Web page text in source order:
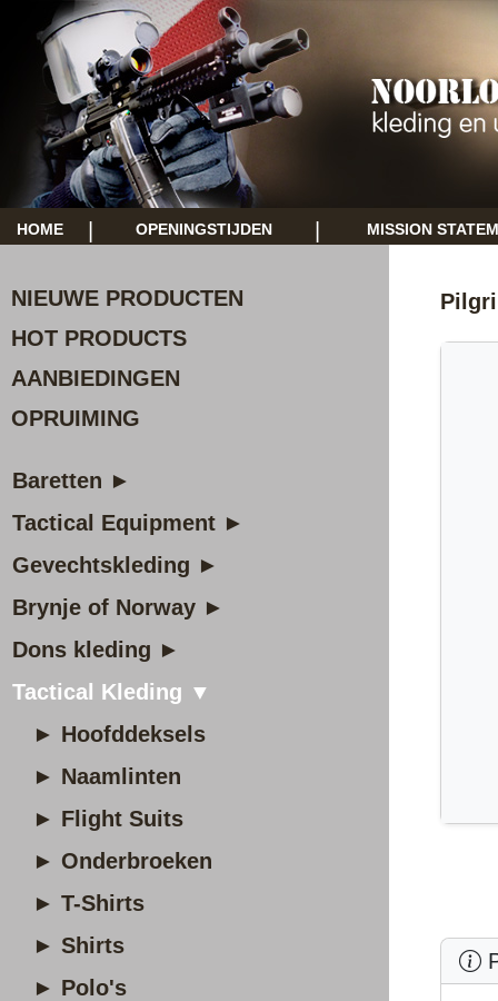
HOME OPENINGSTIJDEN MISSION
NIEUWE PRODUCTEN
HOT PRODUCTS
AANBIEDINGEN
OPRUIMING
Baretten ►
Tactical Equipment ►
Gevechtskleding ►
Brynje of Norway ►
Dons kleding ►
Tactical Kleding ▼
► Hoofddeksels
► Naamlinten
► Flight Suits
► Onderbroeken
► T-Shirts
► Shirts
► Polo's